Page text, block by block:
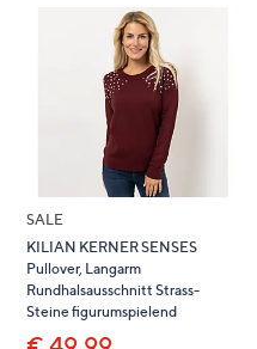
SALE
KILIAN KERNER SENSES
Pullover, Langarm
Rundhalsausschnitt Strass-
Steine figurumspielend